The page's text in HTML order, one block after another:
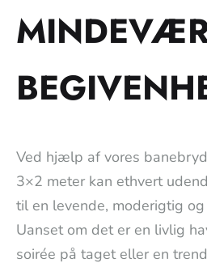
Ved hjælp af vores
3×2 meter kan ethvert
til en levende, moderigtig
Uanset om det er en livlig
soirée på taget eller en